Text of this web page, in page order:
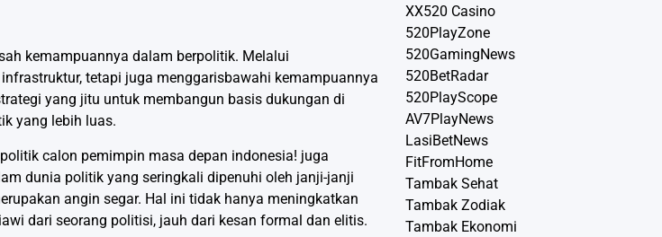
kemampuannya dalam berpolitik. Melalui
tetapi juga menggarisbawahi kemampuannya
yang jitu untuk membangun basis dukungan di
yang lebih luas.
calon pemimpin masa depan indonesia! juga
dunia politik yang seringkali dipenuhi oleh janji-janji
angin segar. Hal ini tidak hanya meningkatkan
dari seorang politisi, jauh dari kesan formal dan elitis.
XX520 Casino
520PlayZone
520GamingNews
520BetRadar
520PlayScope
AV7PlayNews
LasiBetNews
FitFromHome
Tambak Sehat
Tambak Zodiak
Tambak Ekonomi